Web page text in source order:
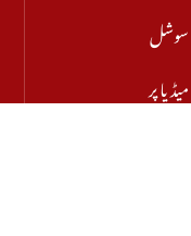
سوشل
میڈیا پر